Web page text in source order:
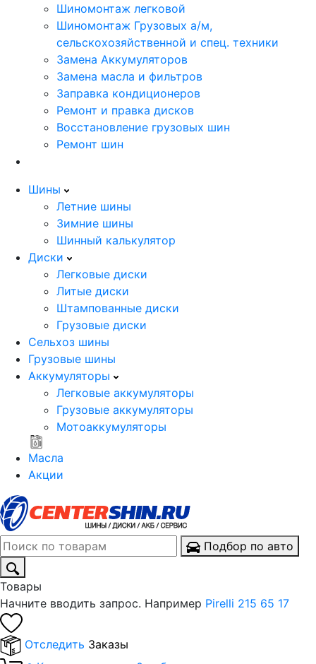
Шиномонтаж легковой
Шиномонтаж Грузовых а/м,
сельскохозяйственной и спец. техники
Замена Аккумуляторов
Замена масла и фильтров
Заправка кондиционеров
Ремонт и правка дисков
Восстановление грузовых шин
Ремонт шин
Шины
Летние шины
Зимние шины
Шинный калькулятор
Диски
Легковые диски
Литые диски
Штампованные диски
Грузовые диски
Сельхоз шины
Грузовые шины
Аккумуляторы
Легковые аккумуляторы
Грузовые аккумуляторы
Мотоаккумуляторы
Масла
Акции
Подбор по авто
Товары
Начните вводить запрос. Например Pirelli 215 65 17
Отследить Заказы